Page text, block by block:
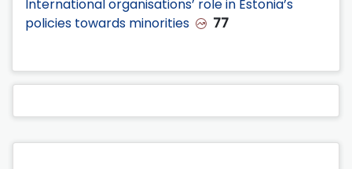
International organisations’ role in Estonia’s
policies towards minorities
77